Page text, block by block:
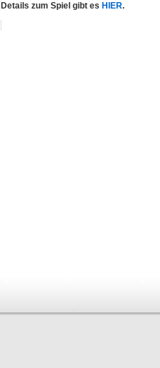
Details zum Spiel gibt es HIER.